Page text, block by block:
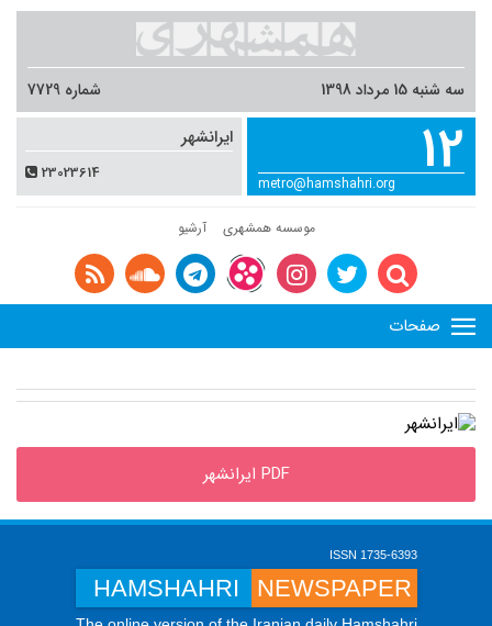
12
metro@hamshahri.org
سه شنبه 15 مرداد 1398 شماره 7729
ایرانشهر
23023614
موسسه همشهری آرشیو
صفحات
PDF ایرانشهر
ISSN 1735-6393
HAMSHAHRI NEWSPAPER